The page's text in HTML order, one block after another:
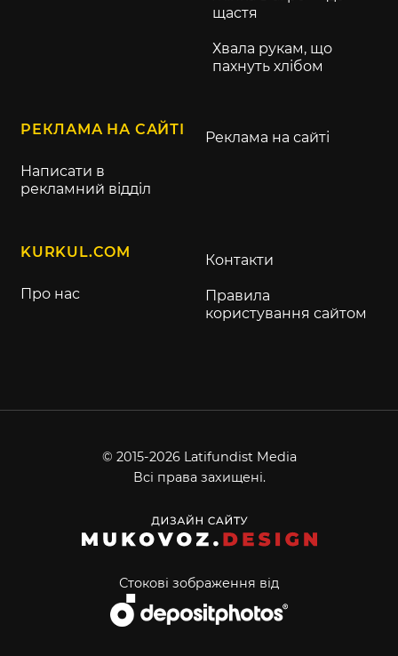
щастя
Хвала рукам, що
пахнуть хлібом
РЕКЛАМА НА САЙТІ
Написати в
рекламний відділ
Реклама на сайті
KURKUL.COM
Про нас
Контакти
Правила
користування сайтом
© 2015-2026 Latifundist Media
Всі права захищені.
Стокові зображення від